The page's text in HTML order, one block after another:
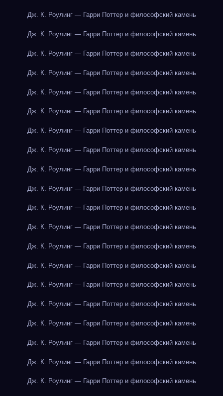
Дж. К. Роулинг — Гарри Поттер и философский камень
Дж. К. Роулинг — Гарри Поттер и философский камень
Дж. К. Роулинг — Гарри Поттер и философский камень
Дж. К. Роулинг — Гарри Поттер и философский камень
Дж. К. Роулинг — Гарри Поттер и философский камень
Дж. К. Роулинг — Гарри Поттер и философский камень
Дж. К. Роулинг — Гарри Поттер и философский камень
Дж. К. Роулинг — Гарри Поттер и философский камень
Дж. К. Роулинг — Гарри Поттер и философский камень
Дж. К. Роулинг — Гарри Поттер и философский камень
Дж. К. Роулинг — Гарри Поттер и философский камень
Дж. К. Роулинг — Гарри Поттер и философский камень
Дж. К. Роулинг — Гарри Поттер и философский камень
Дж. К. Роулинг — Гарри Поттер и философский камень
Дж. К. Роулинг — Гарри Поттер и философский камень
Дж. К. Роулинг — Гарри Поттер и философский камень
Дж. К. Роулинг — Гарри Поттер и философский камень
Дж. К. Роулинг — Гарри Поттер и философский камень
Дж. К. Роулинг — Гарри Поттер и философский камень
Дж. К. Роулинг — Гарри Поттер и философский камень